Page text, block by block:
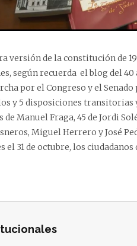
versión de la constitución de
según recuerda el blog del
por el Congreso y el
y 5 disposiciones
Manuel Fraga, 45 de Jordi
Miguel Herrero y José
el 31 de octubre, los